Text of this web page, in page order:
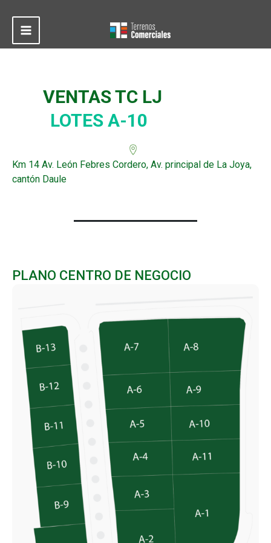
contenido
Main
VENTAS TC LJ
LOTES A-10
Km 14 Av. León Febres Cordero, Av. principal de La Joya,
cantón Daule
PLANO CENTRO DE NEGOCIO